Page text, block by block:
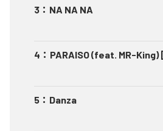
3 ： NA NA NA
4 ： PARAISO (feat. MR-
5 ： Danza